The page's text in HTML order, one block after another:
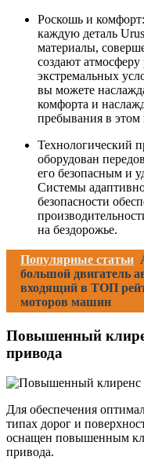
Роскошь и
каждую деталь
материалы,
создают
экстремальных
вы можете
комфорта и
пребывания в этом
Технологический
оборудован
его безопасным и
Системы
безопасности
на бездорожье.
Популярные статьи
большой двигатель
входящий в ТОП
моторов машин
Повышенный
привода
Для обеспечения
типах дорог и
оснащен повышенным
привода.